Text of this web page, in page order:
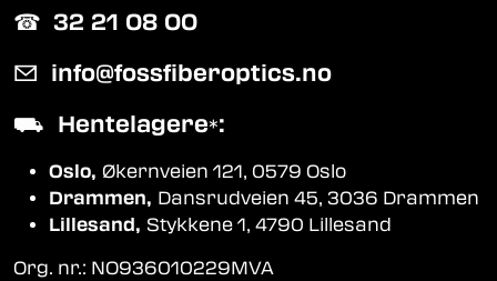
☎︎ 32 21 08 00
✉ info@fossfiberoptics.no
⛟ Hentelagere*:
Oslo, Økernveien 121, 0579 Oslo
Drammen, Dansrudveien 45, 3036 Drammen
Lillesand, Stykkene 1, 4790 Lillesand
Org. nr.: NO936010229MVA